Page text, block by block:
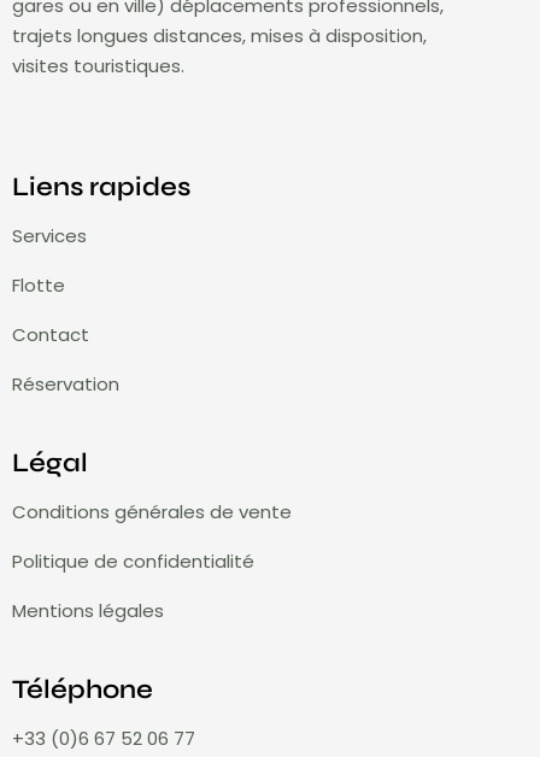
gares ou en ville) déplacements professionnels,
trajets longues distances, mises à disposition,
visites touristiques.
Liens rapides
Services
Flotte
Contact
Réservation
Légal
Conditions générales de vente
Politique de confidentialité
Mentions légales
Téléphone
+33 (0)6 67 52 06 77